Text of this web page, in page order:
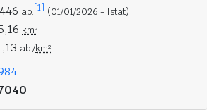
ab. [1] (01/01/2026 - Istat)
km²
ab./km²